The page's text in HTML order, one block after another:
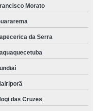
Morato
da Serra
das Cruzes